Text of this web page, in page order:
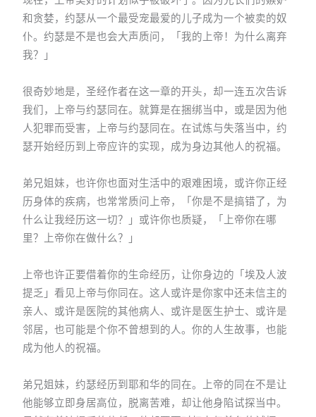
和贪婪，约瑟从一个最受宠最爱的儿子成为一个被卖的奴
仆。约瑟是不是也会大声质问，「我的上帝！为什么离弃
我？」
很奇妙地是，圣经作者在这一章的开头，却一连五次告诉
我们，上帝与约瑟同在。就算是在捆绑当中，或是因为他
人犯罪而受害，上帝与约瑟同在。在试炼与失落当中，约
瑟开始经历到上帝应许的实现，成为身边其他人的祝福。
弟兄姐妹，也许你也面对生活中的艰难困境，或许你正经
历身体的疾病，也常常质问上帝，「你是不是搞错了，为
什么让我经历这一切？」或许你也质疑，「上帝你在哪
里？上帝你在做什么？」
上帝也许正要借着你的生命经历，让你身边的「埃及人波
提乏」看见上帝与你同在。这人或许是你家中还未信主的
亲人、或许是医院的其他病人、或许是医生护士、或许是
邻居，也可能是个你不曾想到的人。你的人生故事，也能
成为他人的祝福。
弟兄姐妹，约瑟经历到耶和华的同在。上帝的同在不是让
他能够立即身居高位，脱离苦难，却让他身陷试探当中。